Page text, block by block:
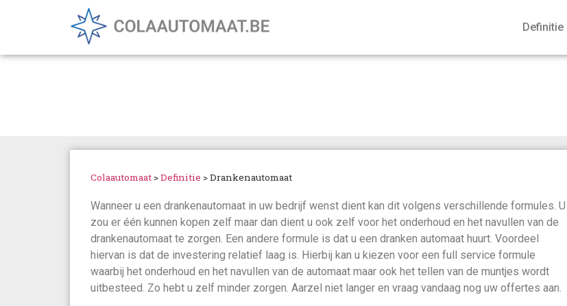
Definitie
Colaautomaat >Definitie >Drankenautomaat
Wanneer u een drankenautomaat in uw bedrijf wenst dient kan dit volgens verschillende formules. U
zou er één kunnen kopen zelf maar dan dient u ook zelf voor het onderhoud en het navullen van de
drankenautomaat te zorgen. Een andere formule is dat u een dranken automaat huurt. Voordeel
hiervan is dat de investering relatief laag is. Hierbij kan u kiezen voor een full service formule
waarbij het onderhoud en het navullen van de automaat maar ook het tellen van de muntjes wordt
uitbesteed. Zo hebt u zelf minder zorgen. Aarzel niet langer en vraag vandaag nog uw offertes aan.